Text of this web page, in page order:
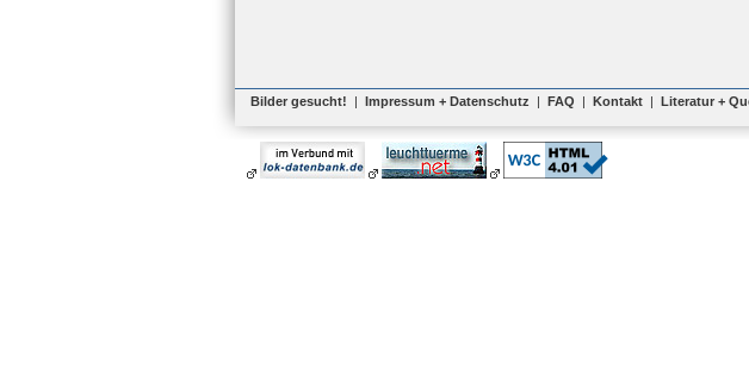
Bilder gesucht! | Impressum + Datenschutz | FAQ | Kontakt | Literatur +